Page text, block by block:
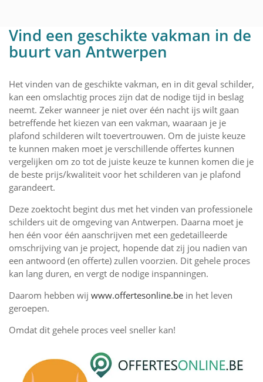
Vind een geschikte vakman in de
buurt van Antwerpen
Het vinden van de geschikte vakman, en in dit geval schilder,
kan een omslachtig proces zijn dat de nodige tijd in beslag
neemt. Zeker wanneer je niet over één nacht ijs wilt gaan
betreffende het kiezen van een vakman, waaraan je je
plafond schilderen wilt toevertrouwen. Om de juiste keuze
te kunnen maken moet je verschillende offertes kunnen
vergelijken om zo tot de juiste keuze te kunnen komen die je
de beste prijs/kwaliteit voor het schilderen van je plafond
garandeert.
Deze zoektocht begint dus met het vinden van professionele
schilders uit de omgeving van Antwerpen. Daarna moet je
hen één voor één aanschrijven met een gedetailleerde
omschrijving van je project, hopende dat zij jou nadien van
een antwoord (en offerte) zullen voorzien. Dit gehele proces
kan lang duren, en vergt de nodige inspanningen.
Daarom hebben wij www.offertesonline.be in het leven
geroepen.
Omdat dit gehele proces veel sneller kan!